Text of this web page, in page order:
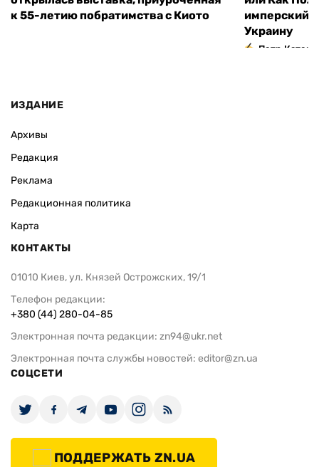
к 55-летию побратимства с Киото
имперский
Украину
Петр
ИЗДАНИЕ
Архивы
Редакция
Реклама
Редакционная политика
Карта
КОНТАКТЫ
01010 Киев, ул. Князей Острожских, 19/1
Телефон редакции:
+380 (44) 280-04-85
Электронная почта редакции: zn94@ukr.net
Электронная почта службы новостей: editor@zn.ua
СОЦСЕТИ
ПОДДЕРЖАТЬ ZN.UA